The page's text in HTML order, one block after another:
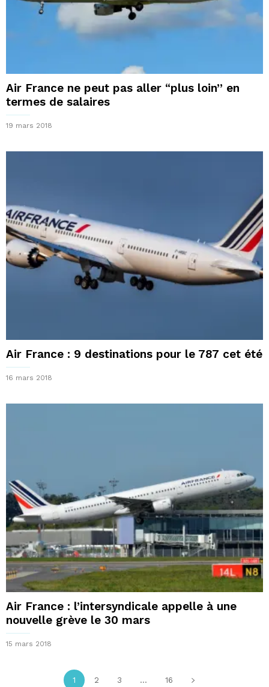
Air France ne peut pas aller “plus loin” en
termes de salaires
19 mars 2018
Air France : 9 destinations pour le 787 cet été
16 mars 2018
Air France : l’intersyndicale appelle à une
nouvelle grève le 30 mars
15 mars 2018
1 2 3 ... 16